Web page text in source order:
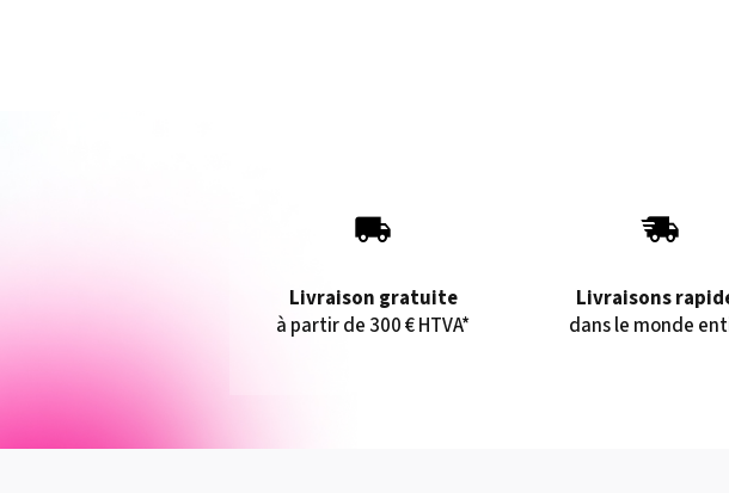
Livraison gratuite
à partir de 300 € HTVA*
Livraisons
dans le monde